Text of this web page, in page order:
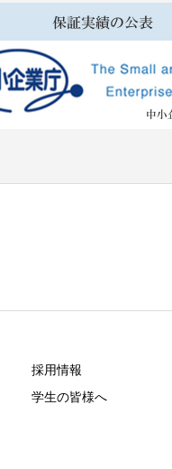
採用情報
学生の皆様へ